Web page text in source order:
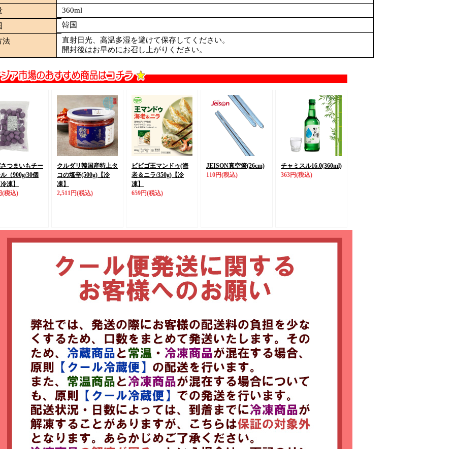
360ml
韓国
法
直射日光、高温多湿を避けて保存してください。
開封後はお早めにお召し上がりください。
つまいもチー
（900g/30個
凍】
(税込)
クルダリ韓国産特上タ
コの塩辛(500g) 【冷
凍】
2,511円(税込)
ビビゴ王マンドゥ(海
老＆ニラ/350g) 【冷
凍】
659円(税込)
JEISON真空箸(26cm)
110円(税込)
チャミスル16.0(360ml)
363円(税込)